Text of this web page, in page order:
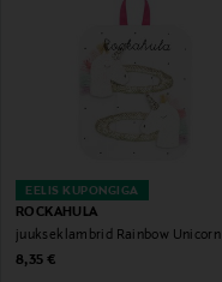
EELIS KUPONGIGA
ROCKAHULA
juukseklambrid Rainbow Unicorn
Original Price
8,35 €